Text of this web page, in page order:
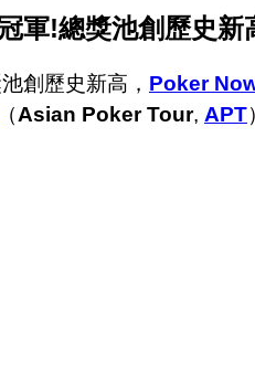
軍!總獎池創歷史新
創歷史新高， Poker
（Asian Poker Tour, APT